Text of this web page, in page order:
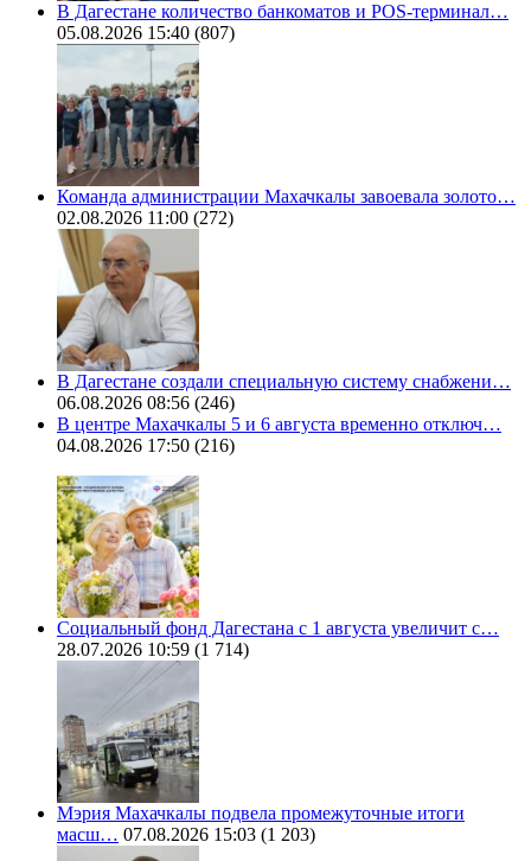
В Дагестане количество банкоматов и POS-терминал…
05.08.2026 15:40 (807)
Команда администрации Махачкалы завоевала золото…
02.08.2026 11:00 (272)
В Дагестане создали специальную систему снабжени…
06.08.2026 08:56 (246)
В центре Махачкалы 5 и 6 августа временно отключ…
04.08.2026 17:50 (216)
Социальный фонд Дагестана с 1 августа увеличит с…
28.07.2026 10:59 (1 714)
Мэрия Махачкалы подвела промежуточные итоги
масш… 07.08.2026 15:03 (1 203)